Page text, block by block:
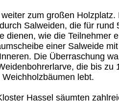
zum großen
Salweiden, die für rund
dienen, wie die Teilnehmer
einer Salweide
Die Überraschung
die bis zu
lebt.
Hassel säumten